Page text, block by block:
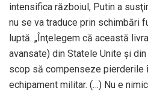
intensifica războiul, Putin a
nu se va traduce prin schimbări
luptă. „Înţelegem că această
avansate) din Statele Unite şi
scop să compenseze pierderile
echipament militar. (…) Nu e